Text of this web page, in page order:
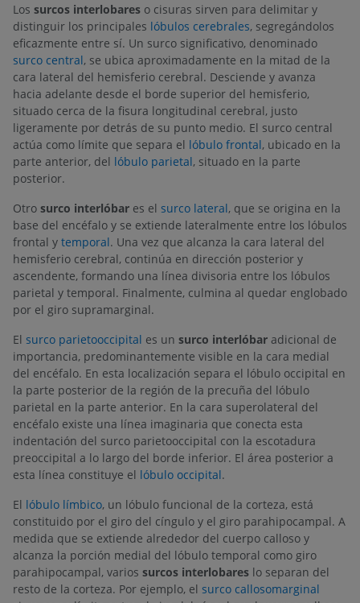
Los surcos interlobares o cisuras sirven para delimitar y
distinguir los principales lóbulos cerebrales, segregándolos
eficazmente entre sí. Un surco significativo, denominado
surco central, se ubica aproximadamente en la mitad de la
cara lateral del hemisferio cerebral. Desciende y avanza
hacia adelante desde el borde superior del hemisferio,
situado cerca de la fisura longitudinal cerebral, justo
ligeramente por detrás de su punto medio. El surco central
actúa como límite que separa el lóbulo frontal, ubicado en la
parte anterior, del lóbulo parietal, situado en la parte
posterior.
Otro surco interlóbar es el surco lateral, que se origina en la
base del encéfalo y se extiende lateralmente entre los lóbulos
frontal y temporal. Una vez que alcanza la cara lateral del
hemisferio cerebral, continúa en dirección posterior y
ascendente, formando una línea divisoria entre los lóbulos
parietal y temporal. Finalmente, culmina al quedar englobado
por el giro supramarginal.
El surco parietooccipital es un surco interlóbar adicional de
importancia, predominantemente visible en la cara medial
del encéfalo. En esta localización separa el lóbulo occipital en
la parte posterior de la región de la precuña del lóbulo
parietal en la parte anterior. En la cara superolateral del
encéfalo existe una línea imaginaria que conecta esta
indentación del surco parietooccipital con la escotadura
preoccipital a lo largo del borde inferior. El área posterior a
esta línea constituye el lóbulo occipital.
El lóbulo límbico, un lóbulo funcional de la corteza, está
constituido por el giro del cíngulo y el giro parahipocampal. A
medida que se extiende alrededor del cuerpo calloso y
alcanza la porción medial del lóbulo temporal como giro
parahipocampal, varios surcos interlobares lo separan del
resto de la corteza. Por ejemplo, el surco callosomarginal